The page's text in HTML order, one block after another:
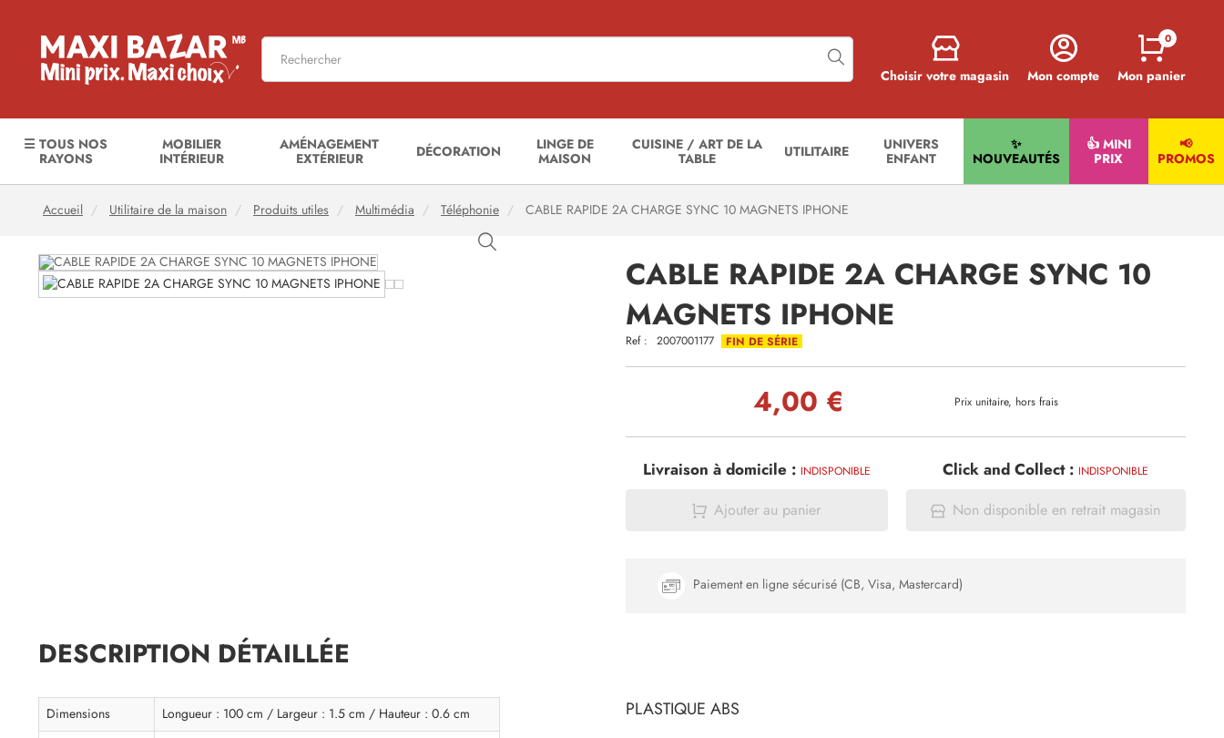
Choisir votre magasin Mon compte Mon panier
0
☰ TOUS NOS
RAYONS
MOBILIER
INTÉRIEUR
AMÉNAGEMENT
EXTÉRIEUR
DÉCORATION
LINGE DE
MAISON
CUISINE / ART DE LA
TABLE
UTILITAIRE
UNIVERS
ENFANT
✨
NOUVEAUTÉS
👍 MINI
PRIX
📢
PROMOS
Accueil Utilitaire de la maison Produits utiles Multimédia Téléphonie CABLE RAPIDE 2A CHARGE SYNC 10 MAGNETS IPHONE
CABLE RAPIDE 2A CHARGE SYNC 10
MAGNETS IPHONE
Ref : 2007001177 FIN DE SÉRIE
4,00 € Prix unitaire, hors frais
Livraison à domicile : INDISPONIBLE
Ajouter au panier
Click and Collect : INDISPONIBLE
Non disponible en retrait magasin
Paiement en ligne sécurisé (CB, Visa, Mastercard)
DESCRIPTION DÉTAILLÉE
Dimensions
Longueur : 100 cm / Largeur : 1.5 cm / Hauteur : 0.6 cm
PLASTIQUE ABS